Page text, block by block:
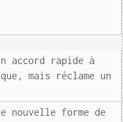
accord rapide à
mais réclame un
nouvelle forme de